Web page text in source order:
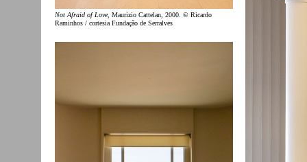
Not Afraid of Love, Maurizio Cattelan, 2000. © Ricardo
Raminhos / cortesia Fundação de Serralves